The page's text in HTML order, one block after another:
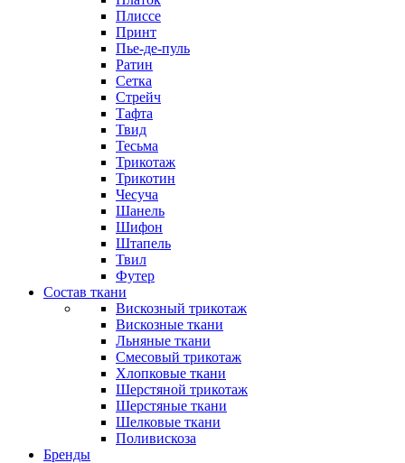
Плиссе
Принт
Пье-де-пуль
Ратин
Сетка
Стрейч
Тафта
Твид
Тесьма
Трикотаж
Трикотин
Чесуча
Шанель
Шифон
Штапель
Твил
Футер
Состав ткани
Вискозный трикотаж
Вискозные ткани
Льняные ткани
Смесовый трикотаж
Хлопковые ткани
Шерстяной трикотаж
Шерстяные ткани
Шелковые ткани
Поливискоза
Бренды